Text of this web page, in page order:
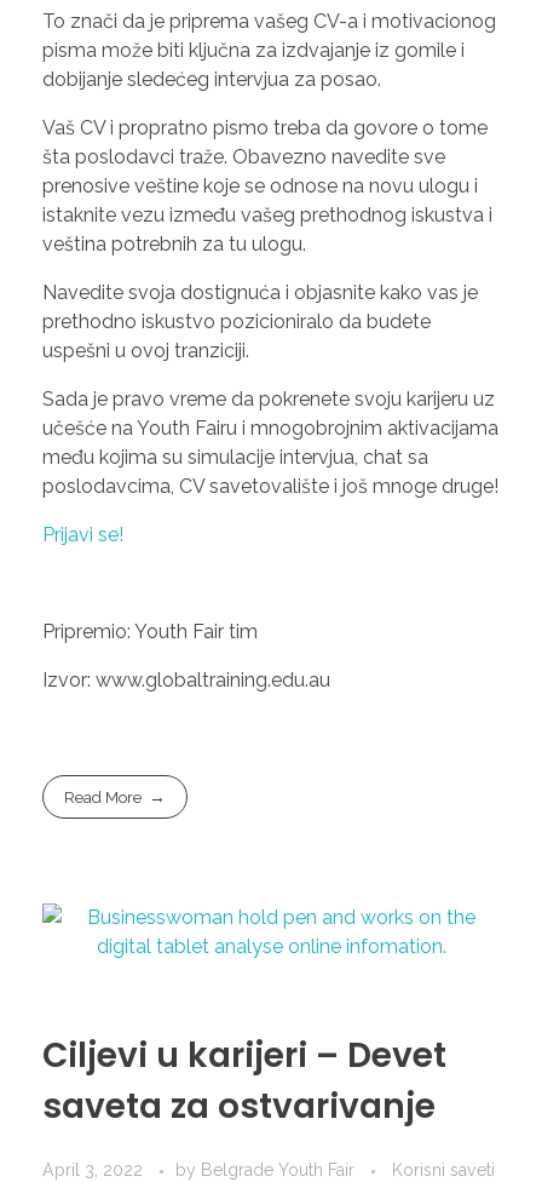
To znači da je priprema vašeg CV-a i motivacionog
pisma može biti ključna za izdvajanje iz gomile i
dobijanje sledećeg intervjua za posao.
Vaš CV i propratno pismo treba da govore o tome
šta poslodavci traže. Obavezno navedite sve
prenosive veštine koje se odnose na novu ulogu i
istaknite vezu između vašeg prethodnog iskustva i
veština potrebnih za tu ulogu.
Navedite svoja dostignuća i objasnite kako vas je
prethodno iskustvo pozicioniralo da budete
uspešni u ovoj tranziciji.
Sada je pravo vreme da pokrenete svoju karijeru uz
učešće na Youth Fairu i mnogobrojnim aktivacijama
među kojima su simulacije intervjua, chat sa
poslodavcima, CV savetovalište i još mnoge druge!
Prijavi se!
Pripremio: Youth Fair tim
Izvor: www.globaltraining.edu.au
Read More
Ciljevi u karijeri – Devet
saveta za ostvarivanje
April 3, 2022 by Belgrade Youth Fair Korisni saveti